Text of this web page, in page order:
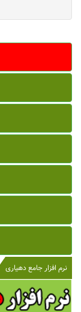
نرم افزار جامع دهیاری